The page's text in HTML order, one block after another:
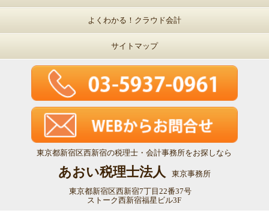
よくわかる！クラウド会計
サイトマップ
東京都新宿区西新宿の税理士・会計事務所をお探しなら
あおい税理士法人
東京事務所
東京都新宿区西新宿7丁目22番37号
ストーク西新宿福星ビル3F